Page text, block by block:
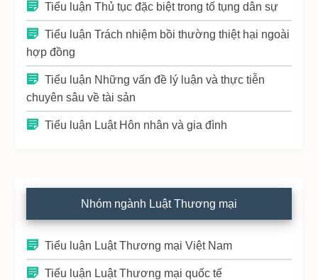
Tiểu luận Thủ tục đặc biệt trong tố tụng dân sự
Tiểu luận Trách nhiệm bồi thường thiệt hại ngoài
hợp đồng
Tiểu luận Những vấn đề lý luận và thực tiễn
chuyên sâu về tài sản
Tiểu luận Luật Hôn nhân và gia đình
Nhóm ngành Luật Thương mại
Tiểu luận Luật Thương mại Việt Nam
Tiểu luận Luật Thương mại quốc tế